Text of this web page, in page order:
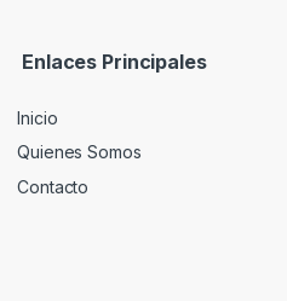
Enlaces Principales
Inicio
Quienes Somos
Contacto